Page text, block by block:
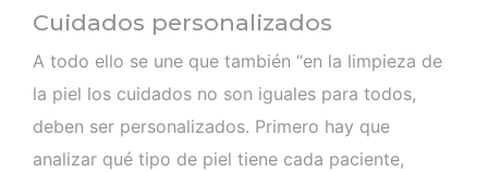
Cuidados personalizados
A todo ello se une que también “en la limpieza de
la piel los cuidados no son iguales para todos,
deben ser personalizados. Primero hay que
analizar qué tipo de piel tiene cada paciente,